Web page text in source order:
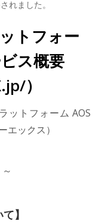
れました。
トフォー
ス概要
）
ットフォーム AOS
エックス）
】